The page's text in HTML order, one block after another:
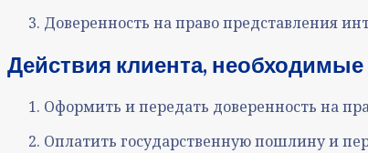
Доверенность на право представления
Действия клиента, необходимые
Оформить и передать доверенность на
Оплатить государственную пошлину и